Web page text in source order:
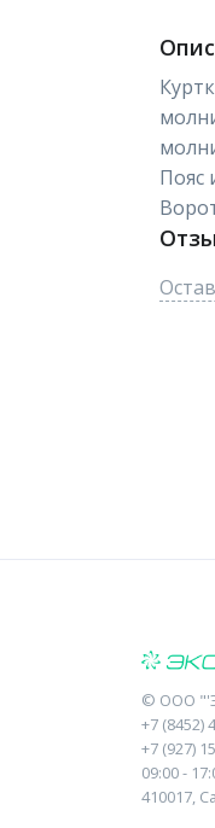
Пояс
© ООО
+7 (8452)
+7 (927)
09:00 -
410017,